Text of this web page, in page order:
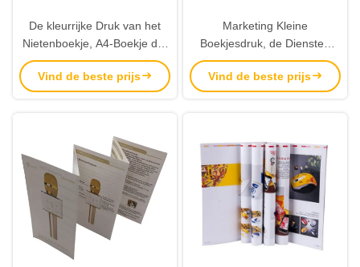
De kleurrijke Druk van het
Nietenboekje, A4-Boekje die
Hoog Beëindigen drukken
Vind de beste prijs
Marketing Kleine
Boekjesdruk, de Diensten
Lage Kosten van de
Catalogusdruk
Vind de beste prijs